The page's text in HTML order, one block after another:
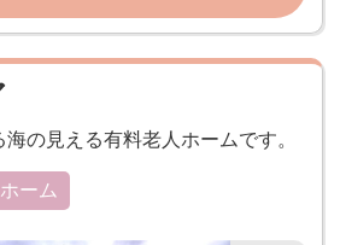
の見える有料老人ホームです。
ーム